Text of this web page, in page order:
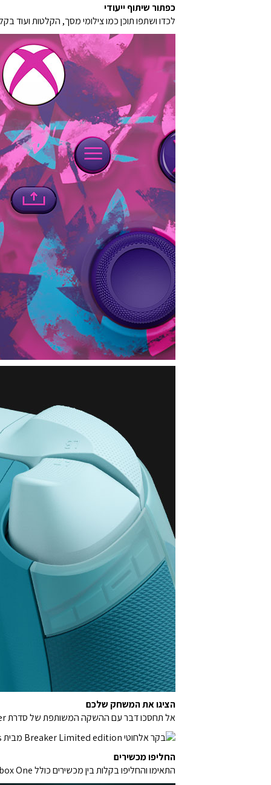
כפתור שיתוף ייעודי
לכדו ושתפו תוכן כמו צילומי מסך, הקלטות ועוד
הציגו את המשחק שלכם
אל תחסכו דבר עם ההשקה המשותפת של סדרת Breaker במהדורה מיוחדת של בקרי Xbox, הכוללת את העיצובים הפרועים של Ice Breaker ו- Heart Breaker
החליפו מכשירים
התאימו והחליפו בקלות בין מכשירים כולל Xbox Series X, Xbox Series S, Xbox One, מחשב Windows, אנדרואיד ו-iOS